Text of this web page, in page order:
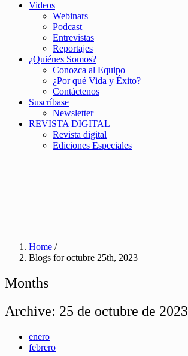
Videos
Webinars
Podcast
Entrevistas
Reportajes
¿Quiénes Somos?
Conozca al Equipo
¿Por qué Vida y Éxito?
Contáctenos
Suscríbase
Newsletter
REVISTA DIGITAL
Revista digital
Ediciones Especiales
Home /
Blogs for octubre 25th, 2023
Months
Archive: 25 de octubre de 2023
enero
febrero